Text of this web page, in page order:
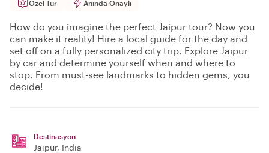
Özel Tur Anında Onaylı
How do you imagine the perfect Jaipur tour? Now you
can make it reality! Hire a local guide for the day and
set off on a fully personalized city trip. Explore Jaipur
by car and determine yourself when and where to
stop. From must-see landmarks to hidden gems, you
decide!
Destinasyon
Jaipur, India